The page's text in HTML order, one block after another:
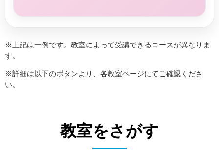
※上記は一例です。教室によって受講できるコースが異なりま
す。
※詳細は以下のボタンより、各教室ページにてご確認くださ
い。
教室をさがす